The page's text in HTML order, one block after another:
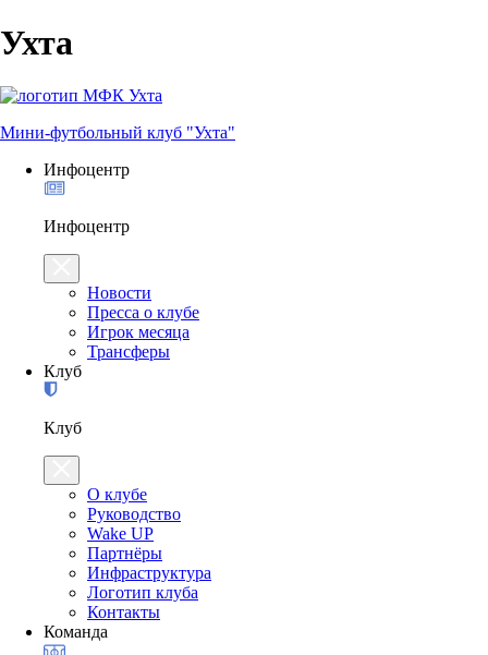
Ухта
Мини-футбольный клуб "Ухта"
Инфоцентр
Инфоцентр
Новости
Пресса о клубе
Игрок месяца
Трансферы
Клуб
Клуб
О клубе
Руководство
Wake UP
Партнёры
Инфраструктура
Логотип клуба
Контакты
Команда